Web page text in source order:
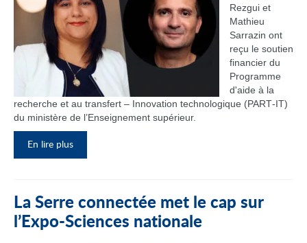
Rezgui et
Mathieu
Sarrazin ont
reçu le soutien
financier du
Programme
d'aide à la
recherche et au transfert – Innovation technologique (PART‑IT)
du ministère de l’Enseignement supérieur.
En lire plus
La Serre connectée met le cap sur
l’Expo-Sciences nationale